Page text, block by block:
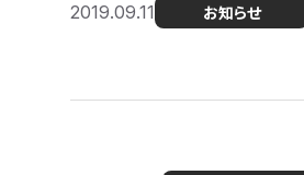
2019.09.11 お知らせ